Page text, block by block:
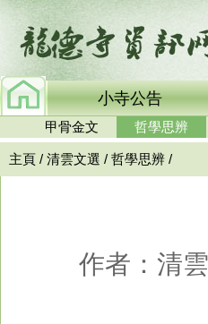
小寺公告
甲骨金文 哲學思辨
主頁 / 清雲文選 / 哲學思辨 /
作者：清